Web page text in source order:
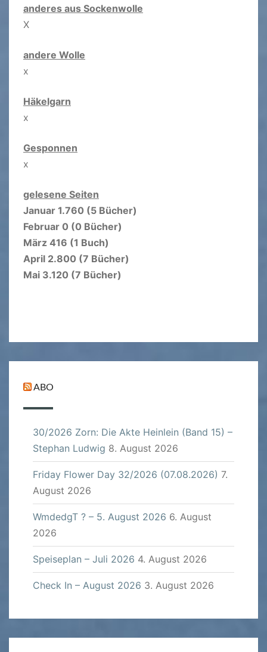
anderes aus Sockenwolle
X
andere Wolle
x
Häkelgarn
x
Gesponnen
x
gelesene Seiten
Januar 1.760 (5 Bücher)
Februar 0 (0 Bücher)
März 416 (1 Buch)
April 2.800 (7 Bücher)
Mai 3.120 (7 Bücher)
ABO
30/2026 Zorn: Die Akte Heinlein (Band 15) –
Stephan Ludwig 8. August 2026
Friday Flower Day 32/2026 (07.08.2026) 7.
August 2026
WmdedgT ? – 5. August 2026 6. August
2026
Speiseplan – Juli 2026 4. August 2026
Check In – August 2026 3. August 2026